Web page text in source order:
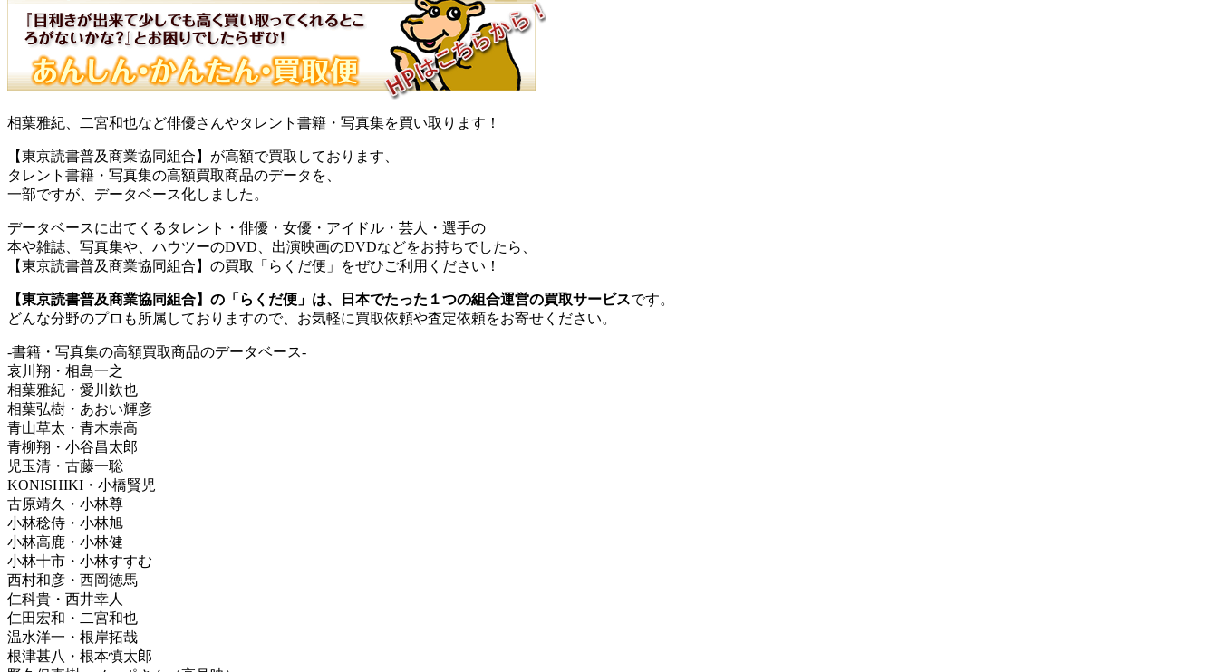
相葉雅紀、二宮和也など俳優さんやタレント書籍・写真集を買い取ります！
【東京読書普及商業協同組合】が高額で買取しております、
タレント書籍・写真集の高額買取商品のデータを、
一部ですが、データベース化しました。
データベースに出てくるタレント・俳優・女優・アイドル・芸人・選手の
本や雑誌、写真集や、ハウツーのDVD、出演映画のDVDなどをお持ちでしたら、
【東京読書普及商業協同組合】の買取「らくだ便」をぜひご利用ください！
【東京読書普及商業協同組合】の「らくだ便」は、日本でたった１つの組合運営の買取サービスです。
どんな分野のプロも所属しておりますので、お気軽に買取依頼や査定依頼をお寄せください。
-書籍・写真集の高額買取商品のデータベース-
哀川翔・相島一之
相葉雅紀・愛川欽也
相葉弘樹・あおい輝彦
青山草太・青木崇高
青柳翔・小谷昌太郎
児玉清・古藤一聡
KONISHIKI・小橋賢児
古原靖久・小林尊
小林稔侍・小林旭
小林高鹿・小林健
小林十市・小林すすむ
西村和彦・西岡徳馬
仁科貴・西井幸人
仁田宏和・二宮和也
温水洋一・根岸拓哉
根津甚八・根本慎太郎